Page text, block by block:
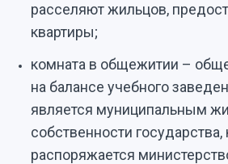
расселяют жильцов,
квартиры;
комната в общежитии –
на балансе учебного
является муниципальным
собственности государства,
распоряжается